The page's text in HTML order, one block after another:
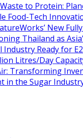
to Protein:
Food-Tech
New
Thailand as
Industry Ready for
Litres/Day
Transforming
in the Sugar